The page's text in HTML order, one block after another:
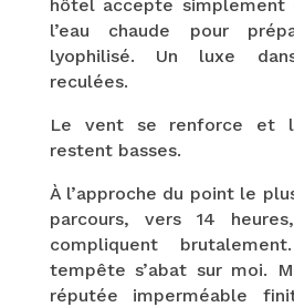
hôtel accepte simplement
l’eau chaude pour
lyophilisé. Un luxe
reculées.
Le vent se renforce et
restent basses.
À l’approche du point le
parcours, vers 14
compliquent
tempête s’abat sur moi.
réputée imperméable